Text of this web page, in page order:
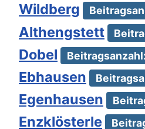
Wildberg
Althengstett
Dobel
Ebhausen
Egenhausen
Enzklösterle